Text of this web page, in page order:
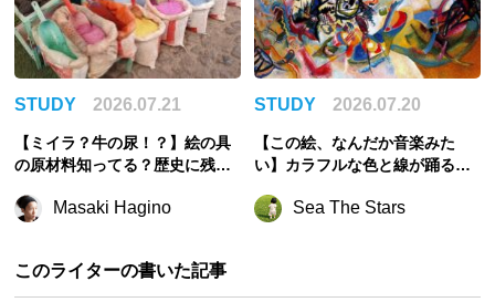
STUDY 2026.07.21
【ミイラ？牛の尿！？】絵の具
の原材料知ってる？歴史に残る
Masaki Hagino
STUDY 2026.07.20
【この絵、なんだか音楽みた
い】カラフルな色と線が踊るカ
Sea The Stars
このライターの書いた記事